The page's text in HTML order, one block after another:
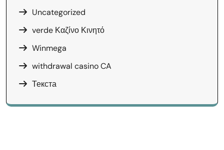
Uncategorized
verde Καζίνο Κινητό
Winmega
withdrawal casino CA
Текста